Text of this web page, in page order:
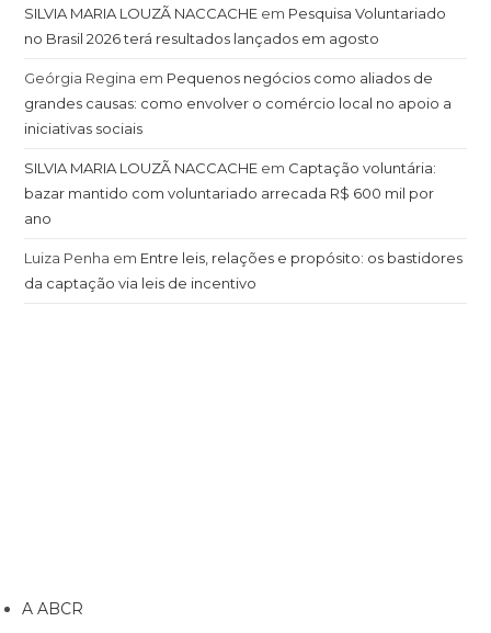
SILVIA MARIA LOUZÃ NACCACHE em Pesquisa Voluntariado
no Brasil 2026 terá resultados lançados em agosto
Geórgia Regina em Pequenos negócios como aliados de
grandes causas: como envolver o comércio local no apoio a
iniciativas sociais
SILVIA MARIA LOUZÃ NACCACHE em Captação voluntária:
bazar mantido com voluntariado arrecada R$ 600 mil por
ano
Luiza Penha em Entre leis, relações e propósito: os bastidores
da captação via leis de incentivo
A ABCR